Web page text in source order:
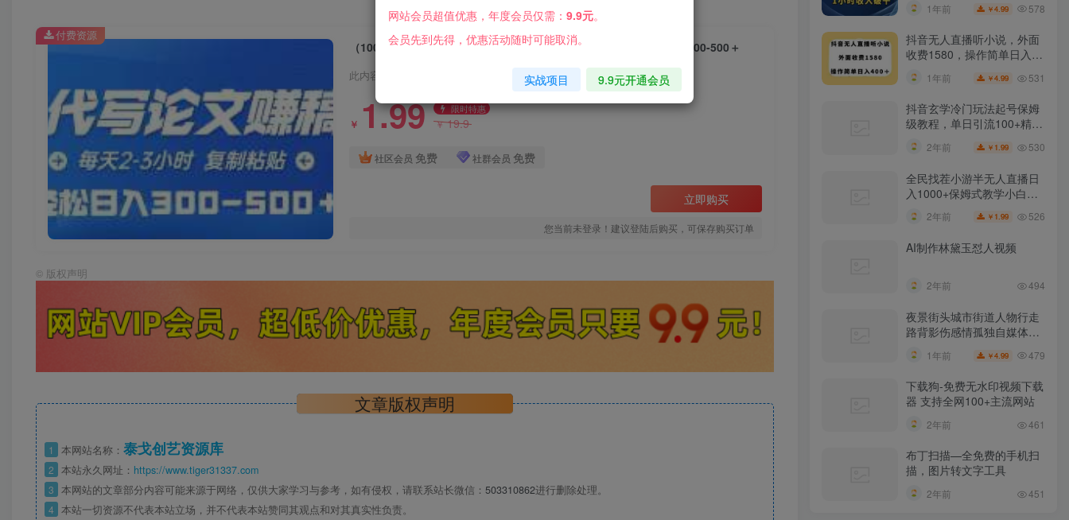
（10042期）AI代写论文赚稿费，每天2-3小时，复制粘贴，轻松日入300-500＋
此内容为付费资源，请付费后查看
￥ 1.99 限时特惠
￥19.9
社区会员 免费 社群会员 免费
立即购买
您当前未登录！建议登陆后购买，可保存购买订单
付费资源
© 版权声明
文章版权声明
1 本网站名称： 泰戈创艺资源库
2 本站永久网址： https://www.tiger31337.com
3 本网站的文章部分内容可能来源于网络，仅供大家学习与参考，如有侵权，请联系站长微信： 503310862进行删除处理。
4 本站一切资源不代表本站立场，并不代表本站赞同其观点和对其真实性负责。
1年前 ￥4.99 578
抖音无人直播听小说，外面
收费1580，操作简单日入
400+【揭秘】
1年前 ￥4.99 531
抖音玄学冷门玩法起号保姆
级教程，单日引流100+精准
玄学粉
2年前 ￥ 1.99 530
全民找茬小游半无人直播日
入1000+保姆式教学小白轻
2年前 ￥ 1.99 526
AI制作林黛玉怼人视频
2年前 494
夜景街头城市街道人物行走
路背影伤感情孤独自媒体抖
1年前 ￥4.99 479
下载狗-免费无水印视频下载
器 支持全网100+主流网站​
2年前 461
布丁扫描—全免费的手机扫
描，图片转文字工具
2年前 451
网站会员超值优惠，年度会员仅需： 9.9元。
会员先到先得，优惠活动随时可能取消。
实战项目 9.9元开通会员